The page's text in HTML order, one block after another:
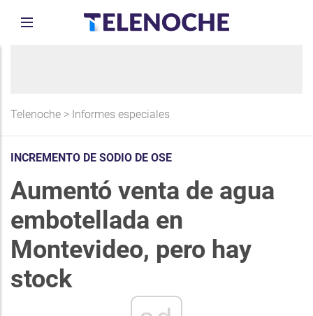
Telenoche > Informes especiales
INCREMENTO DE SODIO DE OSE
Aumentó venta de agua
embotellada en
Montevideo, pero hay
stock